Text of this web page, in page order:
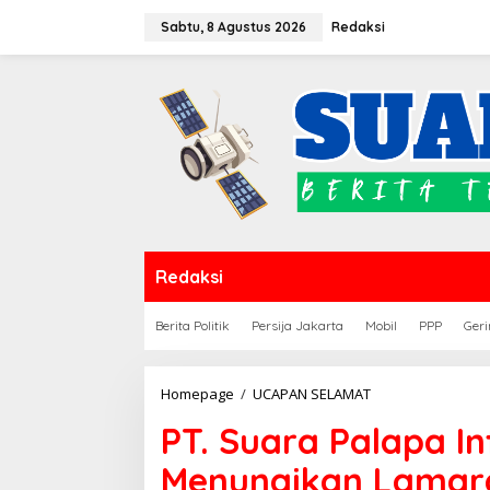
konten
Sabtu, 8 Agustus 2026 Redaksi
Redaksi
Berita Politik Persija Jakarta Mobil PPP
Homepage / UCAPAN SELAMATPT.
Palapa
Info
Mengucapkan
PT. Suara Palapa
Menunaikan